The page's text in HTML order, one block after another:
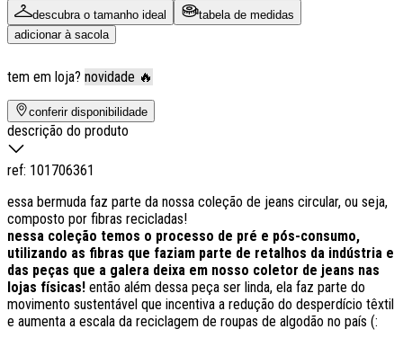
descubra o tamanho ideal
tabela de medidas
adicionar à sacola
tem em loja? novidade 🔥
conferir disponibilidade
descrição do produto
ref: 101706361
essa bermuda faz parte da nossa coleção de jeans circular, ou seja,
composto por fibras recicladas!
nessa coleção temos o processo de pré e pós-consumo,
utilizando as fibras que faziam parte de retalhos da indústria e
das peças que a galera deixa em nosso coletor de jeans nas
lojas físicas! então além dessa peça ser linda, ela faz parte do
movimento sustentável que incentiva a redução do desperdício têxtil
e aumenta a escala da reciclagem de roupas de algodão no país (: